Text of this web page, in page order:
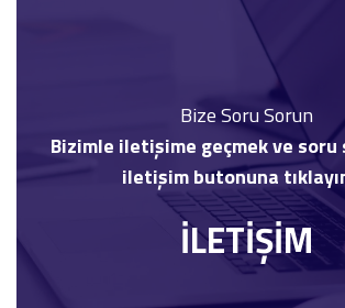
Bize Soru Sorun
Bizimle iletişime geçmek ve soru
iletişim butonuna
İLETİŞİM